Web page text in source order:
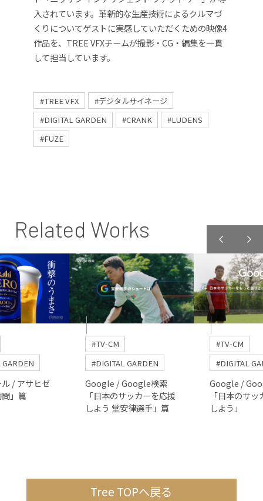
入されています。革新的な生産技術によるクルマづ
くりについてゲストに実感していただくための映像4
作品を、TREE VFXチームが撮影・CG・編集を一貫
して担当しています。
#TREE VFX
#デジタルサイネージ
#DIGITAL GARDEN
#CRANK
#LUDENS
#FUZE
Related Works
/ アサヒゼ
」篇
#TV-CM
#DIGITAL GARDEN
Google / Google検索
「日本のサッカーを応援
しよう 堂安律選手」篇
#TV-CM
#DIGITAL
Google /
「日本のサ
しよう」
Tree TOPへ戻る